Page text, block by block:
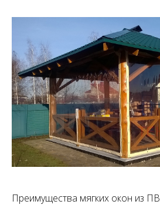
Преимущества мягких окон из